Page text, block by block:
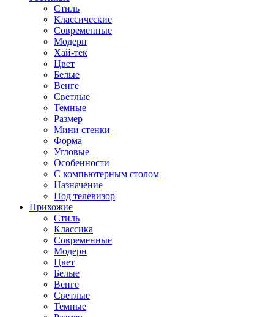
Стиль
Классические
Современные
Модерн
Хай-тек
Цвет
Белые
Венге
Светлые
Темные
Размер
Мини стенки
Форма
Угловые
Особенности
С компьютерным столом
Назначение
Под телевизор
Прихожие
Стиль
Классика
Современные
Модерн
Цвет
Белые
Венге
Светлые
Темные